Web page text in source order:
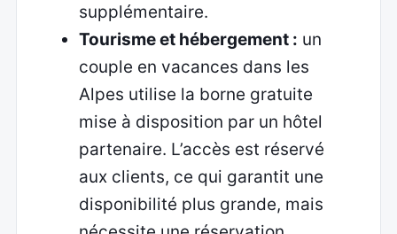
supplémentaire.
Tourisme et hébergement : un
couple en vacances dans les
Alpes utilise la borne gratuite
mise à disposition par un hôtel
partenaire. L’accès est réservé
aux clients, ce qui garantit une
disponibilité plus grande, mais